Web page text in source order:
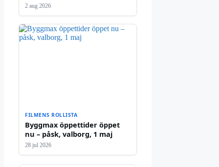
2 aug 2026
FILMENS ROLLISTA
Byggmax öppettider öppet
nu – påsk, valborg, 1 maj
28 jul 2026